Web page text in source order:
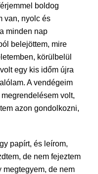
boldog
van, nyolc és
minden nap
belejöttem, mire
körülbelül
egy kis időm újra
A vendégeim
volt,
azon gondolkozni,
papírt, és leírom,
de nem fejeztem
megtegyem, de nem